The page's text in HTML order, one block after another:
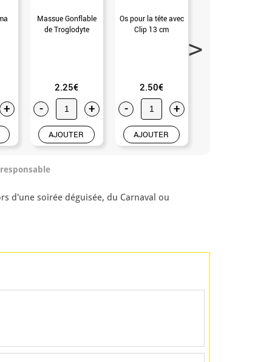
+
Massue Gonflable
de Troglodyte
2.25€
- +
AJOUTER
Os pour la tête avec
Clip 13 cm
2.50€
- +
AJOUTER
d'une soirée déguisée, du Carnaval ou